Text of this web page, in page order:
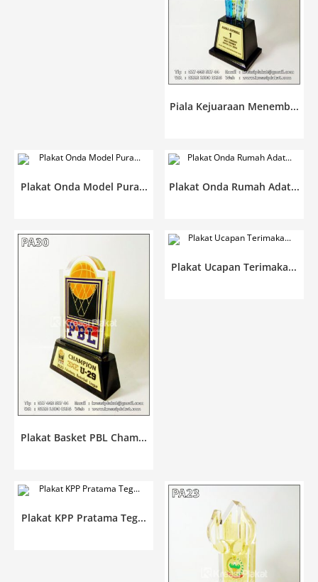
Piala Kejuaraan Menemb...
Plakat Onda Model Pura... Plakat Onda Rumah Adat...
Plakat Basket PBL Cham...
Plakat Ucapan Terimaka...
Plakat KPP Pratama Teg...